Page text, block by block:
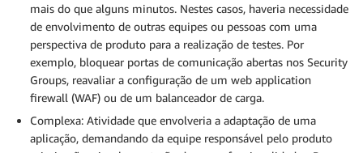
mais do que alguns minutos. Nestes casos, haveria necessidade
de envolvimento de outras equipes ou pessoas com uma
perspectiva de produto para a realização de testes. Por
exemplo, bloquear portas de comunicação abertas nos Security
Groups, reavaliar a configuração de um web application
firewall (WAF) ou de um balanceador de carga.
Complexa: Atividade que envolveria a adaptação de uma
aplicação, demandando da equipe responsável pelo produto